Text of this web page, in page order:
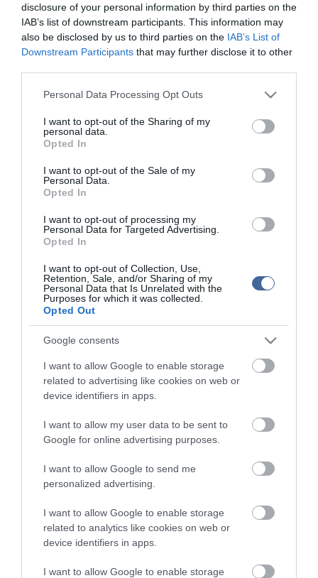
disclosure of your personal information by third parties on the
IAB’s list of downstream participants. This information may
also be disclosed by us to third parties on the IAB’s List of
Downstream Participants that may further disclose it to other
Please note that this website/app uses one or more Google
not limited to your visit or usage behaviour. You may click to
grant or deny consent to Google and its third-party tags to
use your data for below specified purposes in below Google
consent section.
Personal Data Processing Opt Outs
I want to opt-out of the Sharing of my
personal data.
Opted In
I want to opt-out of the Sale of my
Personal Data.
Opted In
I want to opt-out of processing my
Personal Data for Targeted Advertising.
Opted In
I want to opt-out of Collection, Use,
Retention, Sale, and/or Sharing of my
Personal Data that Is Unrelated with the
Purposes for which it was collected.
Opted Out
Google consents
I want to allow Google to enable storage
related to advertising like cookies on web or
device identifiers in apps.
I want to allow my user data to be sent to
Google for online advertising purposes.
I want to allow Google to send me
personalized advertising.
I want to allow Google to enable storage
related to analytics like cookies on web or
device identifiers in apps.
I want to allow Google to enable storage
Újabb két gyanúsítottat fogtak el a 600 milliós
ingatlanmaffia ügyében
12:56
Vizes Eb - Megvan az első magyar arany, a nyíltvízi úszó
Betlehem Dávid nyerte a kieséses versenyt
top cikkek:
Nem is olyan egészséges a népszerű banán?
Tanár Úr gyere, mindjárt lesz Lillád!
2022.05.10 21:07
JólVanna
Porvihar
2022.03.29 16:11
Mit szólsz? Ide minden baromságot...
Magnum IT Kft.